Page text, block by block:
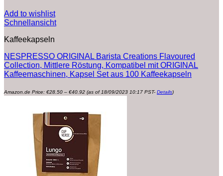
Add to wishlist
Schnellansicht
Kaffeekapseln
NESPRESSO ORIGINAL Barista Creations Flavoured
Collection, Mittlere Röstung, Kompatibel mit ORIGINAL
Kaffeemaschinen, Kapsel Set aus 100 Kaffeekapseln
Amazon.de Price: €28.50 – €40.92
Preisspanne:
€28.50
(as of 18/09/2023 10:17 PST- Details)